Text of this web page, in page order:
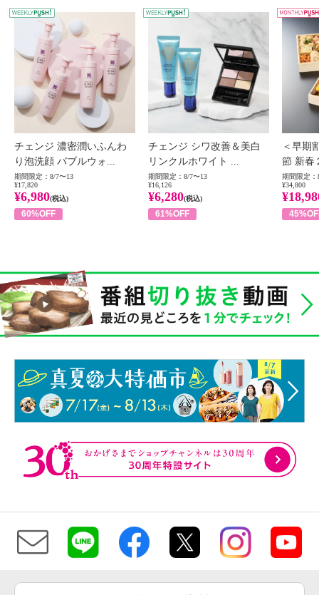
WEEKLY PUSH
チェンジ 濃密潤いふんわ
り泡洗顔 バブルウォ...
期間限定：8/7〜13
¥17,820
¥6,980(税込)
60%OFF
チェンジ シワ改善＆美白
リンクルホワイト ...
期間限定：8/7〜13
¥16,126
¥6,280(税込)
61%OFF
＜早期
節 新春
期間限定：
¥34,800